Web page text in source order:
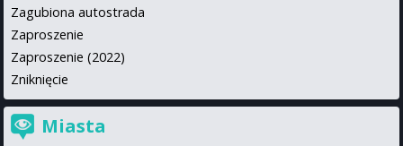
Zagubiona autostrada
Zaproszenie
Zaproszenie (2022)
Zniknięcie
Miasta